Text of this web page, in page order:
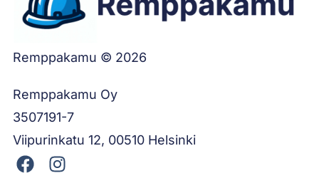
Remppakamu © 2026
Remppakamu Oy
3507191-7
Viipurinkatu 12, 00510 Helsinki